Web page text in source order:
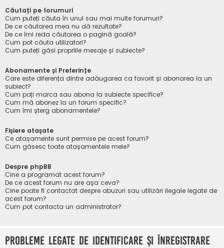
Căutați pe forumuri
Cum puteți căuta în unul sau mai multe forumuri?
De ce căutarea mea nu dă rezultate?
De ce îmi reda căutarea o pagină goală?
Cum pot căuta utilizatori?
Cum puteți găsi propriile mesaje și subiecte?
Abonamente și Preferințe
Care este diferența dintre adăugarea ca favorit și abonarea la un
subiect?
Cum poți marca sau abona la subiecte specifice?
Cum mă abonez la un forum specific?
Cum îmi șterg abonamentele?
Fișiere atașate
Ce atașamente sunt permise pe acest forum?
Cum găsesc toate atașamentele mele?
Despre phpBB
Cine a programat acest forum?
De ce acest forum nu are așa ceva?
Cine poate fi contactat despre abuzuri sau utilizări ilegale legate de
acest forum?
Cum pot contacta un administrator?
Probleme legate de identificare și înregistrare